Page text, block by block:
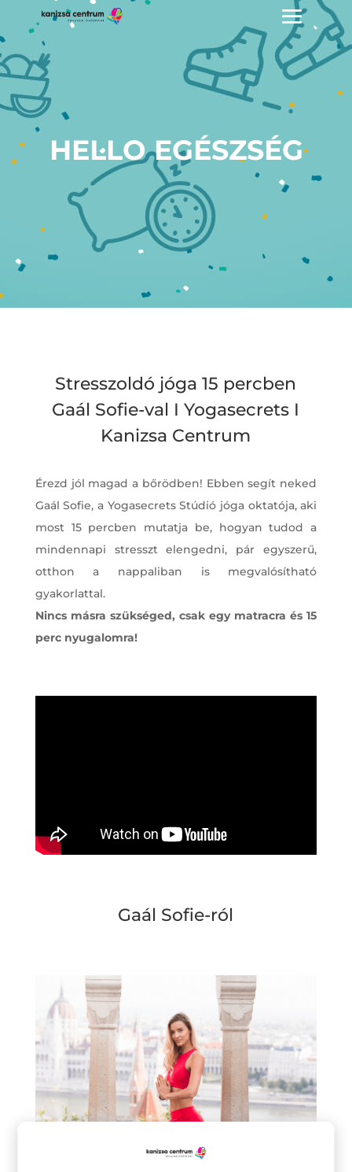
HELLO EGÉSZSÉG
Stresszoldó jóga 15 percben
Gaál Sofie-val I Yogasecrets I
Kanizsa Centrum
Érezd jól magad a bőrödben! Ebben segít neked
Gaál Sofie, a Yogasecrets Stúdió jóga oktatója, aki
most 15 percben mutatja be, hogyan tudod a
mindennapi stresszt elengedni, pár egyszerű,
otthon a nappaliban is megvalósítható
gyakorlattal.
Nincs másra szükséged, csak egy matracra és 15
perc nyugalomra!
Gaál Sofie-ról